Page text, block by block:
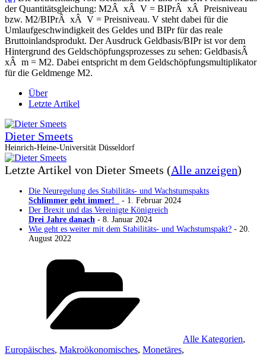
der Quantitätsgleichung: M2Â xÂ V = BIPrÂ xÂ Preisniveau
bzw. M2/BIPrÂ xÂ V = Preisniveau. V steht dabei für die
Umlaufgeschwindigkeit des Geldes und BIPr für das reale
Bruttoinlandsprodukt. Der Ausdruck Geldbasis/BIPr ist vor dem
Hintergrund des Geldschöpfungsprozesses zu sehen: GeldbasisÂ
xÂ m = M2. Dabei entspricht m dem Geldschöpfungsmultiplikator
für die Geldmenge M2.
Über
Letzte Artikel
Dieter Smeets
Heinrich-Heine-Universität Düsseldorf
Letzte Artikel von Dieter Smeets (Alle anzeigen)
Die Neuregelung des Stabilitäts- und Wachstumspakts
Schlimmer geht immer!
- 1. Februar 2024
Der Brexit und das Vereinigte Königreich
Drei Jahre danach - 8. Januar 2024
Wie geht es weiter mit dem Stabilitäts- und Wachstumspakt? - 20.
August 2022
Alle Kategorien,
Europäisches, Makroökonomisches, Monetäres,